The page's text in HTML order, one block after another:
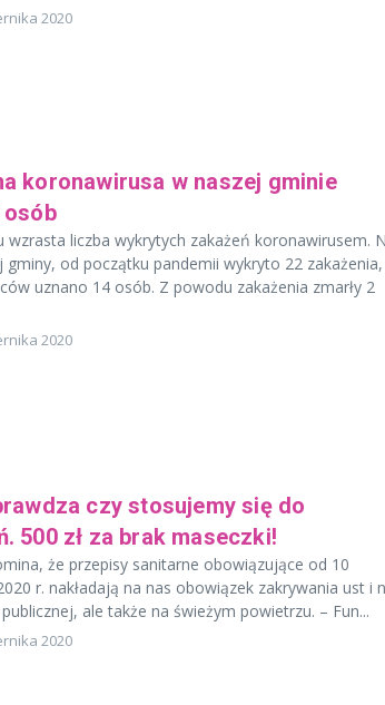
2020
koronawirusa w naszej gminie
osób
wzrasta liczba wykrytych zakażeń koronawirusem.
gminy, od początku pandemii wykryto 22 zakażenia,
uznano 14 osób. Z powodu zakażenia zmarły 2
2020
czy stosujemy się do
500 zł za brak maseczki!
że przepisy sanitarne obowiązujące od 10
r. nakładają na nas obowiązek zakrywania ust i
ale także na świeżym powietrzu. – Fun...
2020